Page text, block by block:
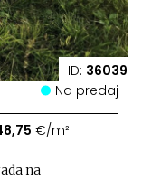
ID: 36039
Na predaj
€/m²
na